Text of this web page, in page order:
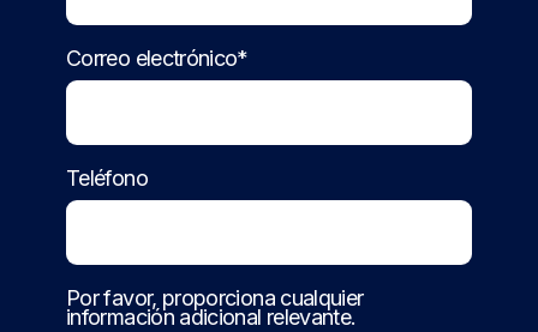
Correo electrónico*
Teléfono
Por favor, proporciona cualquier
información adicional relevante.